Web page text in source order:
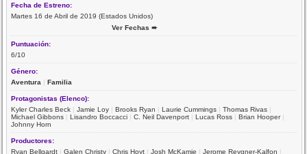
Fecha de Estreno:
Martes 16 de Abril de 2019 (Estados Unidos)
Ver Fechas ➨
Puntuación:
6/10
Género:
Aventura |Familia
Protagonistas (Elenco):
Kyler Charles Beck |Jamie Loy |Brooks Ryan |Laurie Cummings |Thomas Rivas |
Michael Gibbons |Lisandro Boccacci |C. Neil Davenport |Lucas Ross |Brian Hooper|
Johnny Horn
Productores:
Ryan Bellgardt |Galen Christy |Chris Hoyt |Josh McKamie |Jerome Reygner-Kalfon |